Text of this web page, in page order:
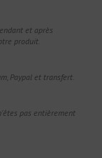
et après
produit.
Paypal et transfert.
pas entièrement